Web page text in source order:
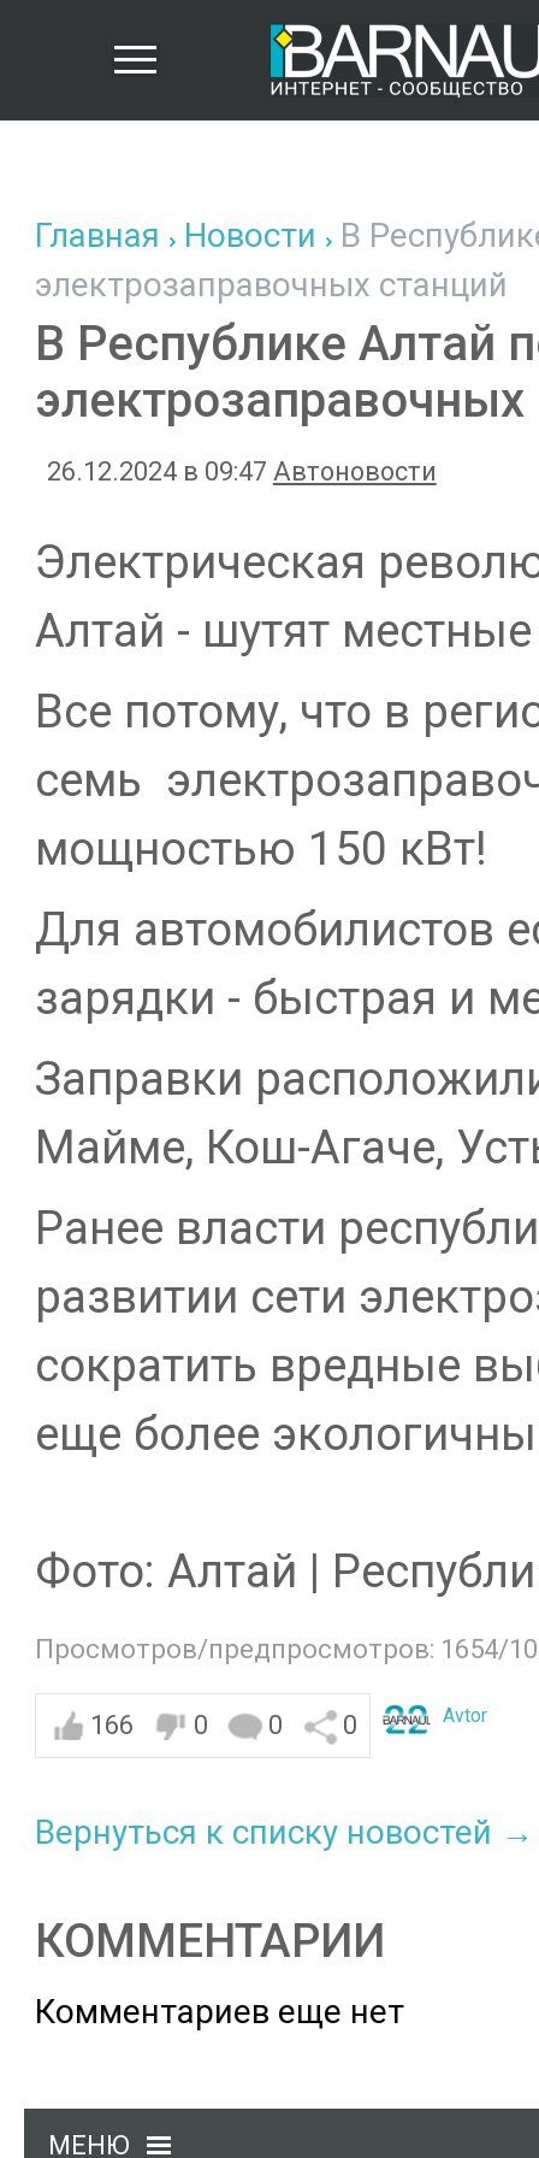
Главная Новости В
электрозаправочных станций
В Республике Алтай
электрозаправочных
26.12.2024 в 09:47 Автоновости
Электрическая
Алтай - шутят
Все потому, что в
семь
мощностью 150 кВт!
Для автомобилистов
зарядки - быстрая и
Заправки
Майме, Кош-Агаче,
Ранее власти
развитии сети
сократить вредные
еще более
Фото: Алтай |
Просмотров/предпросмотров: 1654/
166 0 0 0 Avtor
Вернуться к списку новостей →
КОММЕНТАРИИ
Комментариев еще нет
МЕНЮ